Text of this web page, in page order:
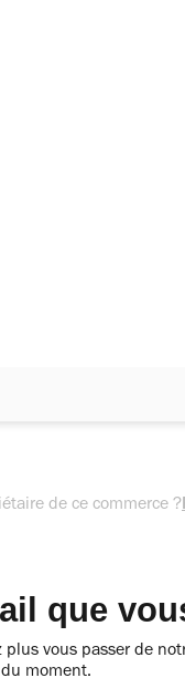
de ce commerce ?
que
plus vous passer de
moment.